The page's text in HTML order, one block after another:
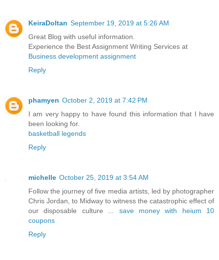
KeiraDoltan September 19, 2019 at 5:26 AM
Great Blog with useful information.
Experience the Best Assignment Writing Services at
Business development assignment
Reply
phamyen October 2, 2019 at 7:42 PM
I am very happy to have found this information that I have
been looking for.
basketball legends
Reply
michelle October 25, 2019 at 3:54 AM
Follow the journey of five media artists, led by photographer
Chris Jordan, to Midway to witness the catastrophic effect of
our disposable culture ... save money with heium 10
coupons
Reply